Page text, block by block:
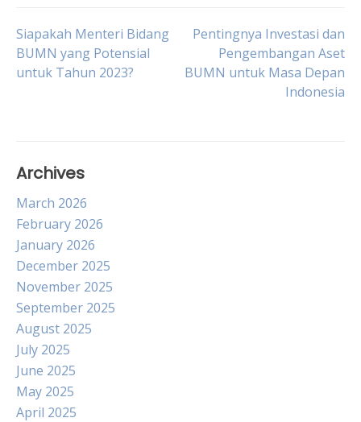
Post
navigation
Siapakah Menteri Bidang
BUMN yang Potensial
untuk Tahun 2023?
Pentingnya Investasi dan
Pengembangan Aset
BUMN untuk Masa Depan
Indonesia
Archives
March 2026
February 2026
January 2026
December 2025
November 2025
September 2025
August 2025
July 2025
June 2025
May 2025
April 2025